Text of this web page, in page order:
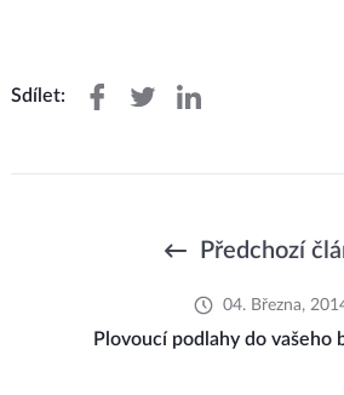
Sdílet:
Předchozí
04. Března,
Plovoucí podlahy do vašeho